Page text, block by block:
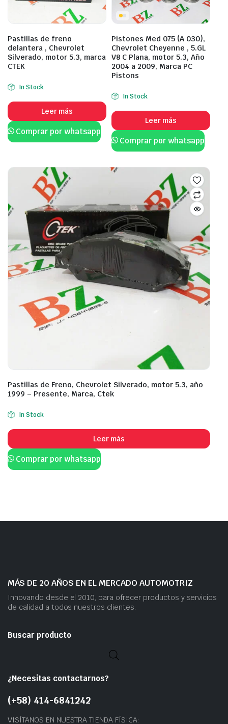
Pastillas de freno
delantera , Chevrolet
Silverado, motor 5.3, marca
CTEK
In Stock
Leer más
Comprar por whatsapp
Pistones Med 075 (A 030),
Chevrolet Cheyenne , 5.GL
V8 C Plana, motor 5.3, Año
2004 a 2009, Marca PC
Pistons
In Stock
Leer más
Comprar por whatsapp
Pastillas de Freno, Chevrolet Silverado, motor 5.3, año
1999 – Presente, Marca, Ctek
In Stock
Leer más
Comprar por whatsapp
MÁS DE 20 AÑOS EN EL MERCADO AUTOMOTRIZ
Innovando desde el 2010, para ofrecer productos y servicios
de calidad a todos nuestros clientes.
Buscar producto
¿Necesitas contactarnos?
(+58) 414-6841242
VISÍTANOS EN NUESTRA TIENDA FÍSICA: